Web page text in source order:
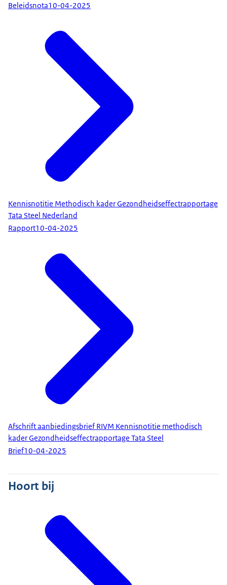
Beleidsnota10-04-2025
Kennisnotitie Methodisch kader Gezondheidseffectrapportage
Tata Steel Nederland
Rapport10-04-2025
Afschrift aanbiedingsbrief RIVM Kennisnotitie methodisch
kader Gezondheidseffectrapportage Tata Steel
Brief10-04-2025
Hoort bij